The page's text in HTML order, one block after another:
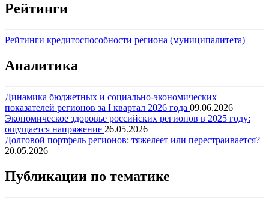
Рейтинги
Рейтинги кредитоспособности региона (муниципалитета)
Аналитика
Динамика бюджетных и социально-экономических
показателей регионов за I квартал 2026 года 09.06.2026
Экономическое здоровье российских регионов в 2025 году:
ощущается напряжение 26.05.2026
Долговой портфель регионов: тяжелеет или перестраивается?
20.05.2026
Публикации по тематике